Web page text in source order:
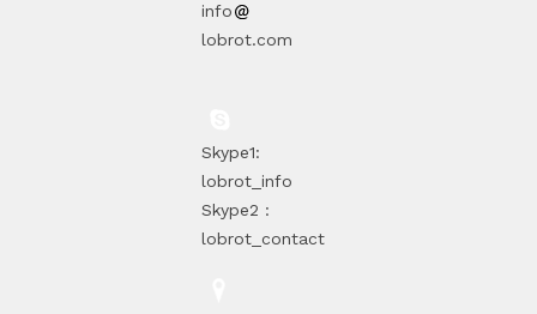
info
lobrot.com
Skype1:
lobrot_info
Skype2 :
lobrot_contact